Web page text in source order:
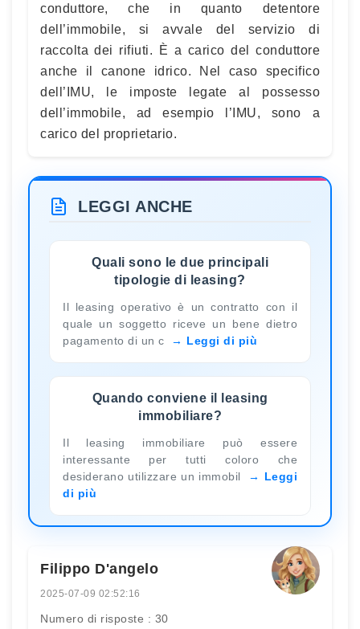
conduttore, che in quanto detentore
dell’immobile, si avvale del servizio di
raccolta dei rifiuti. È a carico del conduttore
anche il canone idrico. Nel caso specifico
dell’IMU, le imposte legate al possesso
dell’immobile, ad esempio l’IMU, sono a
carico del proprietario.
LEGGI ANCHE
Quali sono le due principali
tipologie di leasing?
Il leasing operativo è un contratto con il
quale un soggetto riceve un bene dietro
pagamento di un c
Leggi di più
Quando conviene il leasing
immobiliare?
Il leasing immobiliare può essere
interessante per tutti coloro che
desiderano utilizzare un immobil
Leggi
di più
Filippo D'angelo
2025-07-09 02:52:16
Numero di risposte : 30